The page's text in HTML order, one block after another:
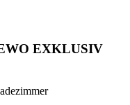
EXKLUSIV